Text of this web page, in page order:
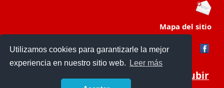
Utilizamos cookies para garantizarle la mejor
experiencia en nuestro sitio web.
Leer más
Mapa del sitio
Subir